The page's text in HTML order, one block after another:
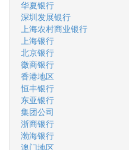
华夏银行
深圳发展银行
上海农村商业银行
上海银行
北京银行
徽商银行
香港地区
恒丰银行
东亚银行
集团公司
浙商银行
渤海银行
澳门地区